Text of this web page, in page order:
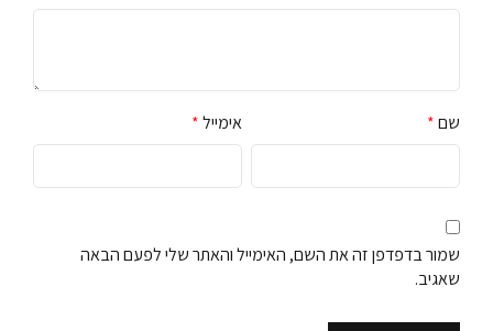
שם* אימייל*
שמור בדפדפן זה את השם, האימייל והאתר שלי לפעם הבאה
שאגיב.